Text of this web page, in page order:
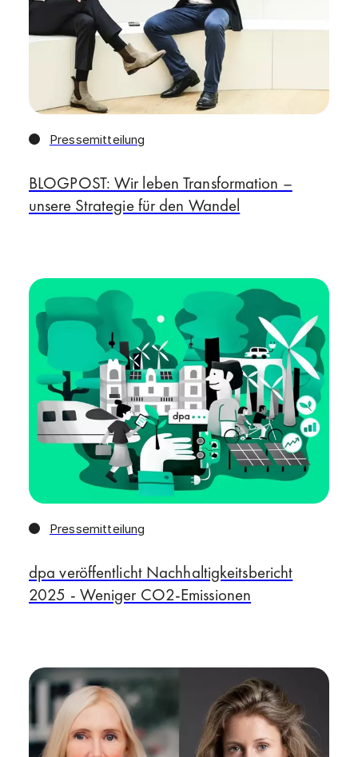
Pressemitteilung
BLOGPOST: Wir leben Transformation –
unsere Strategie für den Wandel
Pressemitteilung
dpa veröffentlicht Nachhaltigkeitsbericht
2025 - Weniger CO2-Emissionen